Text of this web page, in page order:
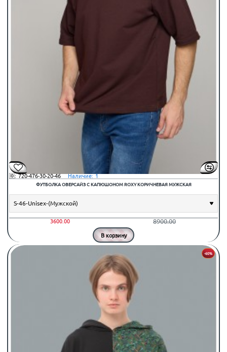
🆔: 720-476-30-20-46 ⠀Наличие: 1
ФУТБОЛКА ОВЕРСАЙЗ С КАПЮШОНОМ ROXY КОРИЧНЕВАЯ МУЖСКАЯ
3600.00 8900.00
В корзину
-60%